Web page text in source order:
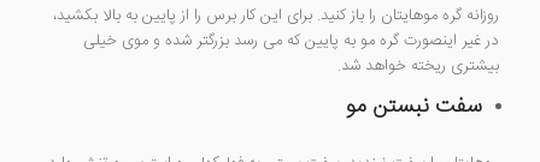
روزانه گره موهایتان را باز کنید. برای این کار برس را از پایین به بالا بکشید،
در غیر اینصورت گره مو به پایین که می رسد بزرگتر شده و موی خیلی
بیشتری ریخته خواهد شد.
سفت نبستن مو